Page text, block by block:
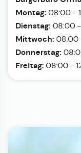
Montag: 08:00 -
Dienstag: 08:00 -
Mittwoch: 08:00
Donnerstag:
Freitag: 08:00 -